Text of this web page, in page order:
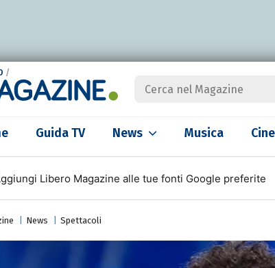
/
Guida TV News Musica
Libero Magazine alle tue fonti Google preferite
News Spettacoli